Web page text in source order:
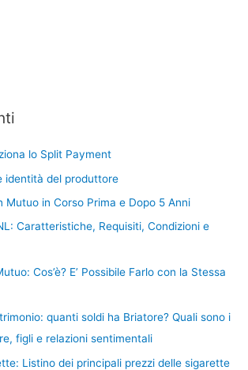
lo Split Payment
identità del produttore
Mutuo in Corso Prima e Dopo 5 Anni
Caratteristiche, Requisiti, Condizioni e
Cos’è? E’ Possibile Farlo con la Stessa
quanti soldi ha Briatore? Quali sono i
figli e relazioni sentimentali
Listino dei principali prezzi delle sigarette